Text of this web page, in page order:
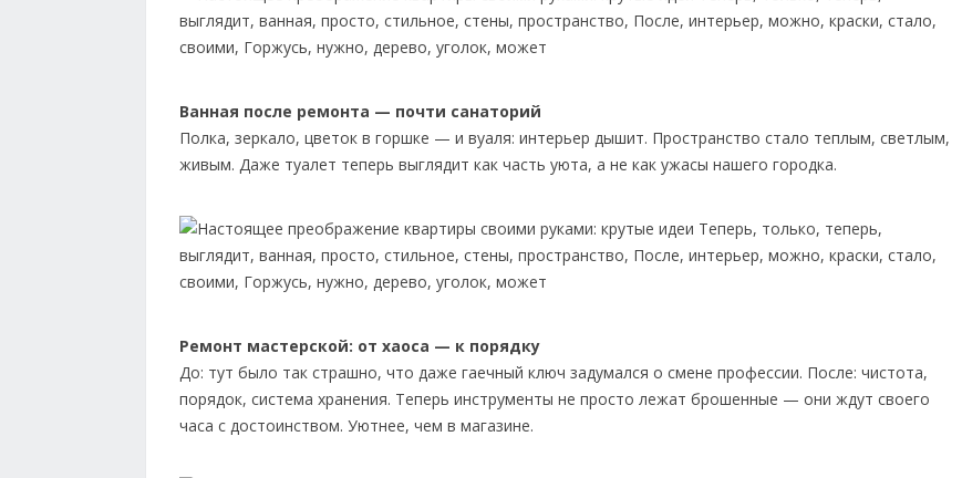
Ванная после ремонта — почти санаторий
Полка, зеркало, цветок в горшке — и вуаля: интерьер дышит. Пространство стало теплым, светлым,
живым. Даже туалет теперь выглядит как часть уюта, а не как ужасы нашего городка.
Ремонт мастерской: от хаоса — к порядку
До: тут было так страшно, что даже гаечный ключ задумался о смене профессии. После: чистота,
порядок, система хранения. Теперь инструменты не просто лежат брошенные — они ждут своего
часа с достоинством. Уютнее, чем в магазине.